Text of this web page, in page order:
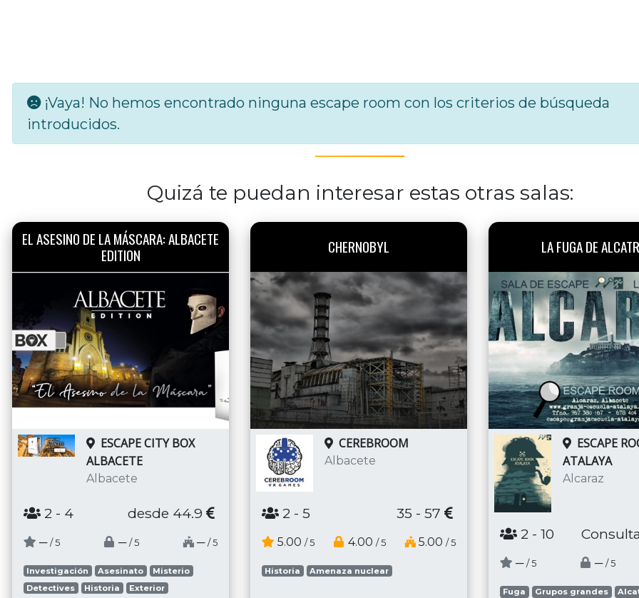
¡Vaya! No hemos encontrado ninguna escape room con los criterios de búsqueda
introducidos.
Quizá te puedan interesar estas otras salas:
EL ASESINO DE LA MÁSCARA: ALBACETE
EDITION
ESCAPE CITY BOX
ALBACETE
Albacete
2 - 4 desde 44.9
─ / 5 ─ / 5 ─ / 5
Investigación Asesinato
Misterio
Detectives
Historia
Exterior
CHERNOBYL
CEREBROOM
Albacete
2 - 5 35 - 57
5.00 / 5 4.00 / 5 5.00 / 5
Historia Amenaza nuclear
LA FUGA DE
ESCAPE
ATALAYA
Alcaraz
2 - 10
─ / 5 ─ / 5
Fuga Grupos grandes